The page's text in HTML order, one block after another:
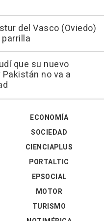
del Vasco (Oviedo)
que su nuevo
no va a
ECONOMÍA
SOCIEDAD
CIENCIAPLUS
PORTALTIC
EPSOCIAL
MOTOR
TURISMO